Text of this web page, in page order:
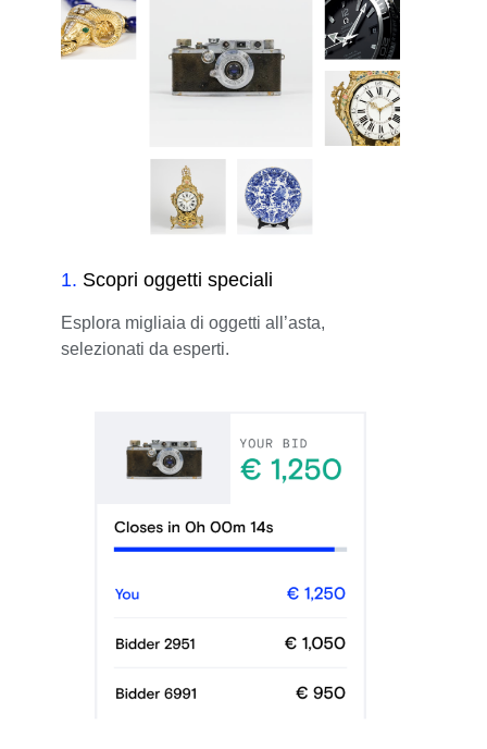
1. Scopri oggetti speciali
Esplora migliaia di oggetti all’asta,
selezionati da esperti.